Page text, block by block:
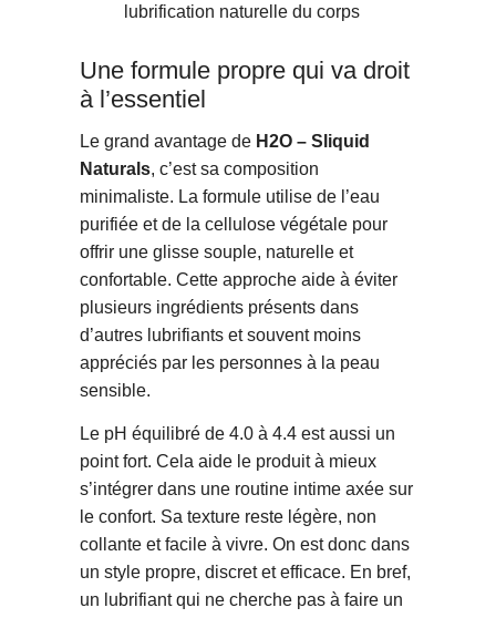
lubrification naturelle du corps
Une formule propre qui va droit
à l’essentiel
Le grand avantage de H2O – Sliquid
Naturals, c’est sa composition
minimaliste. La formule utilise de l’eau
purifiée et de la cellulose végétale pour
offrir une glisse souple, naturelle et
confortable. Cette approche aide à éviter
plusieurs ingrédients présents dans
d’autres lubrifiants et souvent moins
appréciés par les personnes à la peau
sensible.
Le pH équilibré de 4.0 à 4.4 est aussi un
point fort. Cela aide le produit à mieux
s’intégrer dans une routine intime axée sur
le confort. Sa texture reste légère, non
collante et facile à vivre. On est donc dans
un style propre, discret et efficace. En bref,
un lubrifiant qui ne cherche pas à faire un